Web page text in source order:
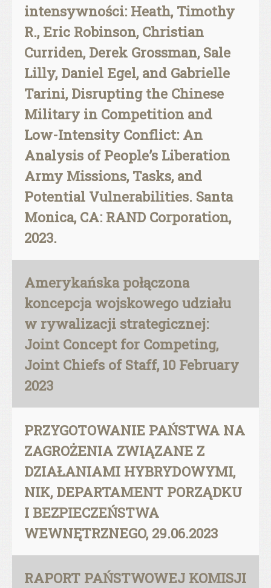
intensywności: Heath, Timothy
R., Eric Robinson, Christian
Curriden, Derek Grossman, Sale
Lilly, Daniel Egel, and Gabrielle
Tarini, Disrupting the Chinese
Military in Competition and
Low-Intensity Conflict: An
Analysis of People’s Liberation
Army Missions, Tasks, and
Potential Vulnerabilities. Santa
Monica, CA: RAND Corporation,
2023.
Amerykańska połączona
koncepcja wojskowego udziału
w rywalizacji strategicznej:
Joint Concept for Competing,
Joint Chiefs of Staff, 10 February
2023
PRZYGOTOWANIE PAŃSTWA NA
ZAGROŻENIA ZWIĄZANE Z
DZIAŁANIAMI HYBRYDOWYMI,
NIK, DEPARTAMENT PORZĄDKU
I BEZPIECZEŃSTWA
WEWNĘTRZNEGO, 29.06.2023
RAPORT PAŃSTWOWEJ KOMISJI